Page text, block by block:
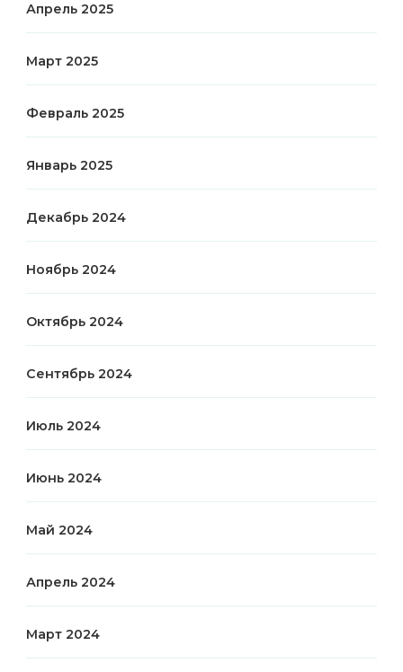
Апрель 2025
Март 2025
Февраль 2025
Январь 2025
Декабрь 2024
Ноябрь 2024
Октябрь 2024
Сентябрь 2024
Июль 2024
Июнь 2024
Май 2024
Апрель 2024
Март 2024